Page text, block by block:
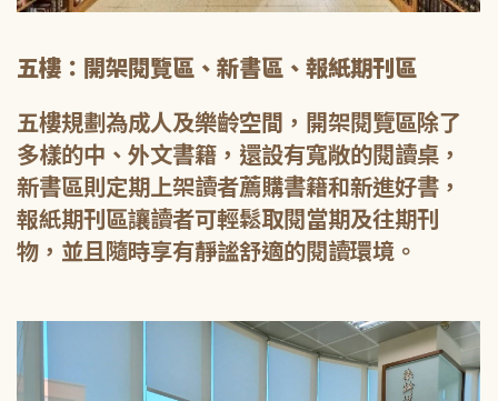
五樓：開架閱覽區、新書區、報紙期刊區
五樓規劃為成人及樂齡空間，開架閱覽區除了
多樣的中、外文書籍，還設有寬敞的閱讀桌，
新書區則定期上架讀者薦購書籍和新進好書，
報紙期刊區讓讀者可輕鬆取閱當期及往期刊
物，並且隨時享有靜謐舒適的閱讀環境。